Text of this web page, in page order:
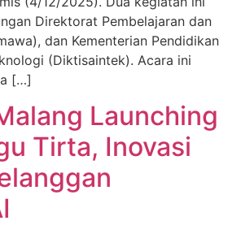
Direktorat Pembelajaran dan
dan Kementerian Pendidikan
(Diktisaintek). Acara ini
[…]
Launching
Tirta, Inovasi